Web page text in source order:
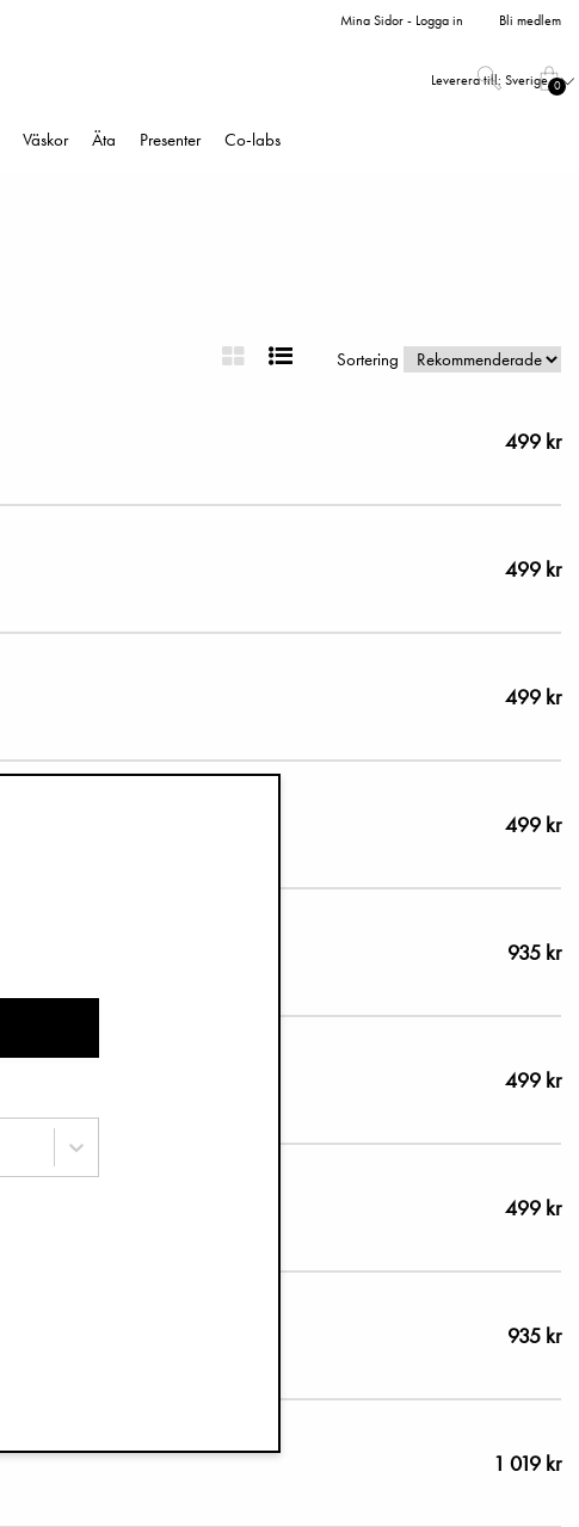
Mina Sidor - Logga in Bli medlem
Leverera till: Sverige 0
Väskor Äta Presenter Co-labs
Sortering
499 kr
499 kr
499 kr
499 kr
935 kr
499 kr
499 kr
935 kr
1 019 kr